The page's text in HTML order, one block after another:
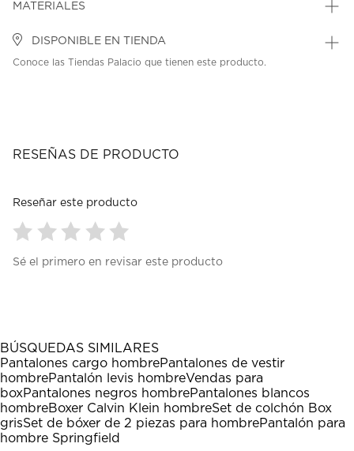
MATERIALES
DISPONIBLE EN TIENDA
Conoce las Tiendas Palacio que tienen este producto.
RESEÑAS DE PRODUCTO
Reseñar este producto
para
1
estrella
Esta
acción
abrirá
el
formulario
de
para
estrellas.
Esta
acción
abrirá
el
formulario
de
para
estrellas.
Esta
acción
abrirá
el
formulario
de
para
estrellas.
Esta
acción
abrirá
el
formulario
de
para
estrellas.
Esta
acción
abrirá
el
formulario
de
Sé el primero en revisar este producto
BÚSQUEDAS SIMILARES
Pantalones cargo hombrePantalones de vestir
hombrePantalón levis hombreVendas para
boxPantalones negros hombrePantalones blancos
hombreBoxer Calvin Klein hombreSet de colchón Box
grisSet de bóxer de 2 piezas para hombrePantalón para
hombre Springfield